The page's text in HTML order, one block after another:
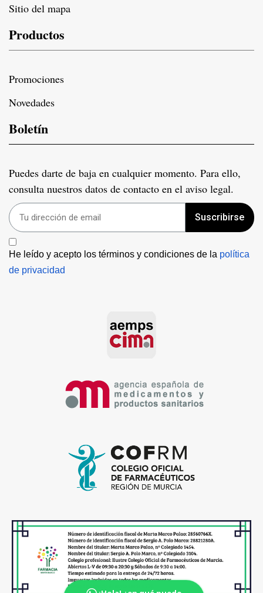
Sitio del mapa
Productos
Promociones
Novedades
Boletín
Puedes darte de baja en cualquier momento. Para ello,
consulta nuestros datos de contacto en el aviso legal.
Suscribirse
He leído y acepto los términos y condiciones de la política
de privacidad